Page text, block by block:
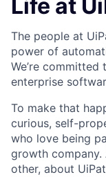
Life at
The people at
power of
We’re
enterprise
To make that
curious, self-
who love being
growth
other, about